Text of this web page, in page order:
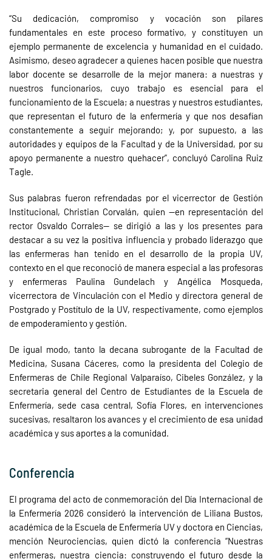
“Su dedicación, compromiso y vocación son pilares
fundamentales en este proceso formativo, y constituyen un
ejemplo permanente de excelencia y humanidad en el cuidado.
Asimismo, deseo agradecer a quienes hacen posible que nuestra
labor docente se desarrolle de la mejor manera: a nuestras y
nuestros funcionarios, cuyo trabajo es esencial para el
funcionamiento de la Escuela; a nuestras y nuestros estudiantes,
que representan el futuro de la enfermería y que nos desafían
constantemente a seguir mejorando; y, por supuesto, a las
autoridades y equipos de la Facultad y de la Universidad, por su
apoyo permanente a nuestro quehacer”, concluyó Carolina Ruiz
Tagle.
Sus palabras fueron refrendadas por el vicerrector de Gestión
Institucional, Christian Corvalán, quien —en representación del
rector Osvaldo Corrales— se dirigió a las y los presentes para
destacar a su vez la positiva influencia y probado liderazgo que
las enfermeras han tenido en el desarrollo de la propia UV,
contexto en el que reconoció de manera especial a las profesoras
y enfermeras Paulina Gundelach y Angélica Mosqueda,
vicerrectora de Vinculación con el Medio y directora general de
Postgrado y Postítulo de la UV, respectivamente, como ejemplos
de empoderamiento y gestión.
De igual modo, tanto la decana subrogante de la Facultad de
Medicina, Susana Cáceres, como la presidenta del Colegio de
Enfermeras de Chile Regional Valparaíso, Cibeles González, y la
secretaria general del Centro de Estudiantes de la Escuela de
Enfermería, sede casa central, Sofía Flores, en intervenciones
sucesivas, resaltaron los avances y el crecimiento de esa unidad
académica y sus aportes a la comunidad.
Conferencia
El programa del acto de conmemoración del Día Internacional de
la Enfermería 2026 consideró la intervención de Liliana Bustos,
académica de la Escuela de Enfermería UV y doctora en Ciencias,
mención Neurociencias, quien dictó la conferencia “Nuestras
enfermeras, nuestra ciencia: construyendo el futuro desde la